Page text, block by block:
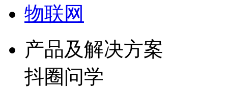
物联网
产品及解决方案
抖圈问学